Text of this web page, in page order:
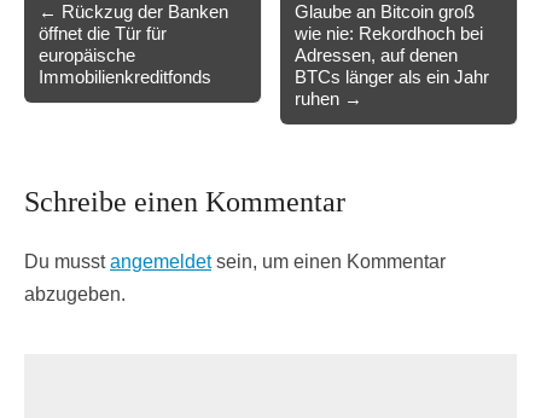
navigation
← Rückzug der Banken
öffnet die Tür für
europäische
Immobilienkreditfonds
Glaube an Bitcoin groß
wie nie: Rekordhoch bei
Adressen, auf denen
BTCs länger als ein Jahr
ruhen →
Schreibe einen Kommentar
Du musstangemeldetsein, um einen Kommentar
abzugeben.